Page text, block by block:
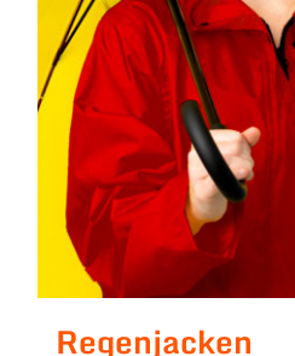
Regenjacken